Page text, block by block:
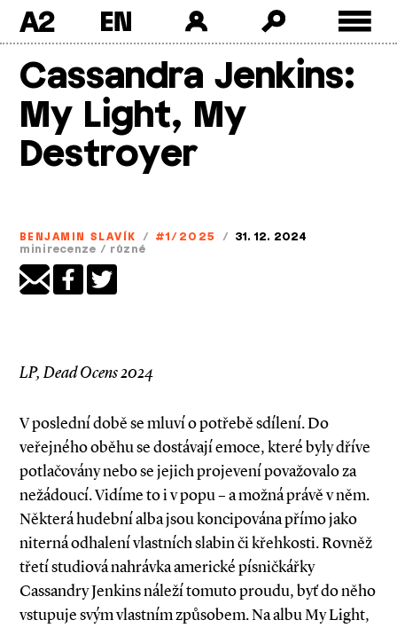
A2
Cassandra Jenkins:
My Light, My
Destroyer
BENJAMIN SLAVÍK / #1/2025 / 31. 12. 2024
minirecenze / různé
LP, Dead Ocens 2024
V poslední době se mluví o potřebě sdílení. Do
veřejného oběhu se dostávají emoce, které byly dříve
potlačovány nebo se jejich projevení považovalo za
nežádoucí. Vidíme to i v popu – a možná právě v něm.
Některá hudební alba jsou koncipována přímo jako
niterná odhalení vlastních slabin či křehkosti. Rovněž
třetí studiová nahrávka americké písničkářky
Cassandry Jenkins náleží tomuto proudu, byť do něho
vstupuje svým vlastním způsobem. Na albu My Light,